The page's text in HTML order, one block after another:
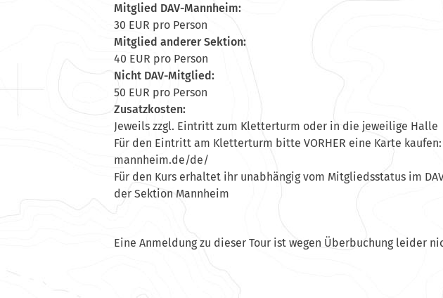
Mitglied DAV-Mannheim:
30 EUR pro Person
Mitglied anderer Sektion:
40 EUR pro Person
Nicht DAV-Mitglied:
50 EUR pro Person
Zusatzkosten:
Jeweils zzgl. Eintritt zum Kletterturm oder in die jeweilige Halle
Für den Eintritt am Kletterturm bitte VORHER eine Karte
mannheim.de/de/
Für den Kurs erhaltet ihr unabhängig vom Mitgliedsstatus im
der Sektion Mannheim
Eine Anmeldung zu dieser Tour ist wegen Überbuchung leider